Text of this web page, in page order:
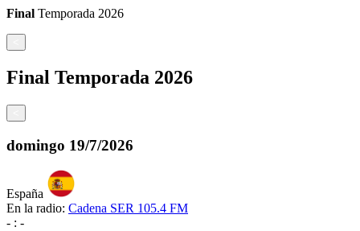
Final Temporada 2026
Final Temporada 2026
domingo 19/7/2026
España
En la radio: Cadena SER 105.4 FM
- : -